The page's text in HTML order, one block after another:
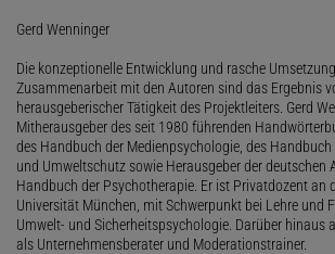
Gerd Wenninger
Die konzeptionelle Entwicklung und rasche
Zusammenarbeit mit den Autoren sind das Ergebnis
herausgeberischer Tätigkeit des Projektleiters. Gerd
Mitherausgeber des seit 1980 führenden
des Handbuch der Medienpsychologie, des
und Umweltschutz sowie Herausgeber der deutschen
Handbuch der Psychotherapie. Er ist Privatdozent an
Universität München, mit Schwerpunkt bei Lehre und
Umwelt- und Sicherheitspsychologie. Darüber hinaus
als Unternehmensberater und Moderationstrainer.